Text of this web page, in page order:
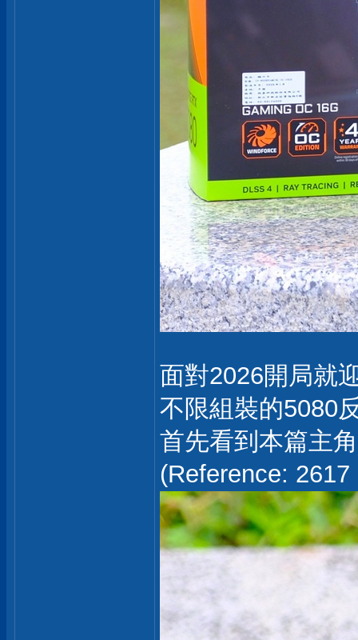
面對2026開局就
不限組裝的5080
首先看到本篇主
(Reference: